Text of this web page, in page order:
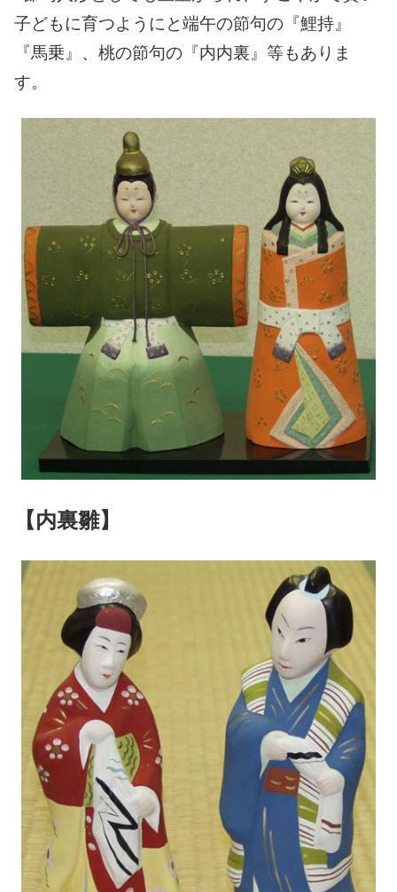
子どもに育つようにと端午の節句の『鯉持』
『馬乗』、桃の節句の『内内裏』等もありま
す。
【内裏雛】